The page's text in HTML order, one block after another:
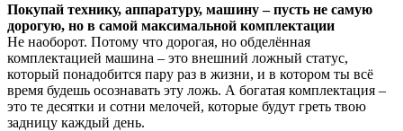
Покупай технику, аппаратуру, машину – пусть не самую
дорогую, но в самой максимальной комплектации
Не наоборот. Потому что дорогая, но обделённая
комплектацией машина – это внешний ложный статус,
который понадобится пару раз в жизни, и в котором ты всё
время будешь осознавать эту ложь. А богатая комплектация –
это те десятки и сотни мелочей, которые будут греть твою
задницу каждый день.